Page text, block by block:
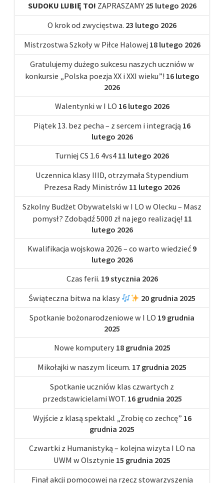
SUDOKU LUBIĘ TO! ZAPRASZAMY 25 lutego 2026
O krok od zwycięstwa. 23 lutego 2026
Mistrzostwa Szkoły w Piłce Halowej 18 lutego 2026
Gratulujemy dużego sukcesu naszych uczniów w
konkursie „Polska poezja XX i XXI wieku”! 16 lutego
2026
Walentynki w I LO 16 lutego 2026
Piątek 13. bez pecha – z sercem i integracją 16
lutego 2026
Turniej CS 1.6 4vs4 11 lutego 2026
Uczennica klasy IIID, otrzymała Stypendium
Prezesa Rady Ministrów 11 lutego 2026
Szkolny Budżet Obywatelski w I LO w Olecku – Masz
pomysł? Zdobądź 5000 zł na jego realizację! 11
lutego 2026
Kwalifikacja wojskowa 2026 – co warto wiedzieć 9
lutego 2026
Czas ferii. 19 stycznia 2026
Świąteczna bitwa na klasy
20 grudnia 2025
Spotkanie bożonarodzeniowe w I LO 19 grudnia
2025
Nowe komputery 18 grudnia 2025
Mikołajki w naszym liceum. 17 grudnia 2025
Spotkanie uczniów klas czwartych z
przedstawicielami WOT. 16 grudnia 2025
Wyjście z klasą spektakl „Zrobię co zechcę” 16
grudnia 2025
Czwartki z Humanistyką – kolejna wizyta I LO na
UWM w Olsztynie 15 grudnia 2025
Finał akcji pomocowej na rzecz stowarzyszenia